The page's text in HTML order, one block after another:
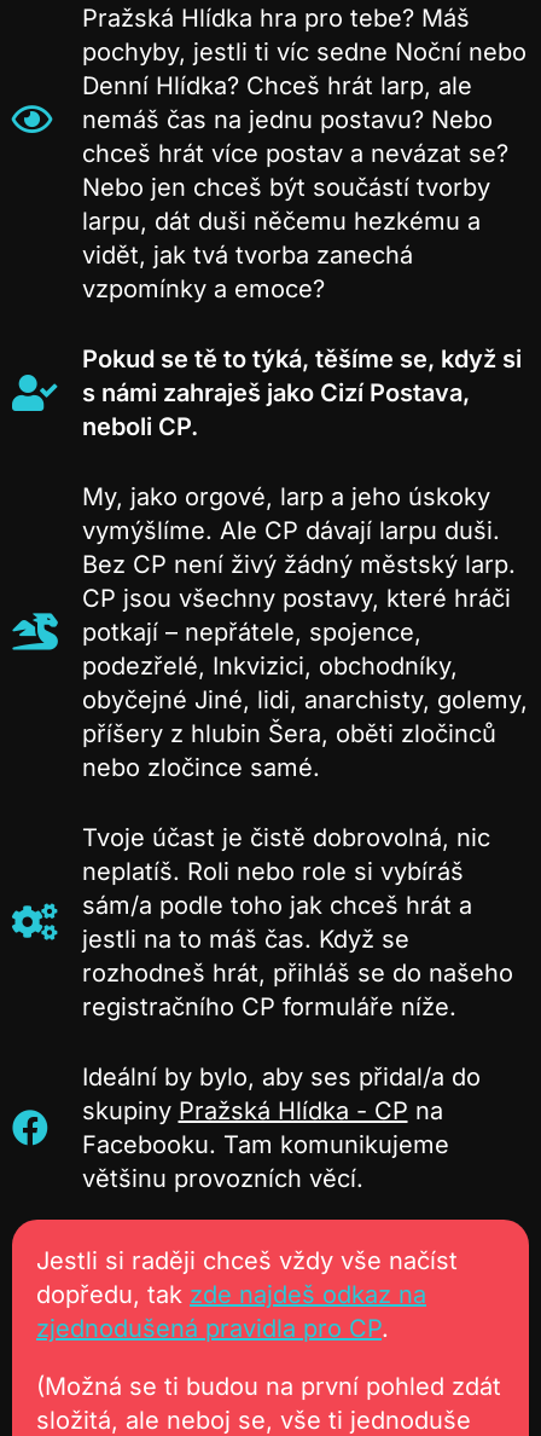
Pražská Hlídka hra pro tebe? Máš
pochyby, jestli ti víc sedne Noční nebo
Denní Hlídka? Chceš hrát larp, ale
nemáš čas na jednu postavu? Nebo
chceš hrát více postav a nevázat se?
Nebo jen chceš být součástí tvorby
larpu, dát duši něčemu hezkému a
vidět, jak tvá tvorba zanechá
vzpomínky a emoce?
Pokud se tě to týká, těšíme se, když si
s námi zahraješ jako Cizí Postava,
neboli CP.
My, jako orgové, larp a jeho úskoky
vymýšlíme. Ale CP dávají larpu duši.
Bez CP není živý žádný městský larp.
CP jsou všechny postavy, které hráči
potkají – nepřátele, spojence,
podezřelé, Inkvizici, obchodníky,
obyčejné Jiné, lidi, anarchisty, golemy,
příšery z hlubin Šera, oběti zločinců
nebo zločince samé.
Tvoje účast je čistě dobrovolná, nic
neplatíš. Roli nebo role si vybíráš
sám/a podle toho jak chceš hrát a
jestli na to máš čas. Když se
rozhodneš hrát, přihláš se do našeho
registračního CP formuláře níže.
Ideální by bylo, aby ses přidal/a do
skupiny Pražská Hlídka - CP na
Facebooku. Tam komunikujeme
většinu provozních věcí.
Jestli si raději chceš vždy vše načíst
dopředu, tak zde najdeš odkaz na
zjednodušená pravidla pro CP.
(Možná se ti budou na první pohled zdát
složitá, ale neboj se, vše ti jednoduše